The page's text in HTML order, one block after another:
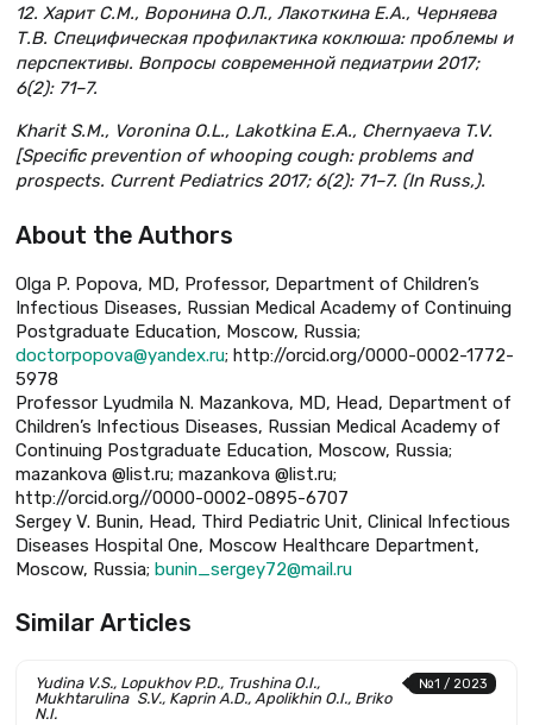
12. Харит С.М., Воронина О.Л., Лакоткина Е.А., Черняева
Т.В. Специфическая профилактика коклюша: проблемы и
перспективы. Вопросы современной педиатрии 2017;
6(2): 71–7.
Kharit S.M., Voronina O.L., Lakotkina E.A., Chernyaeva T.V.
[Specific prevention of whooping cough: problems and
prospects. Current Pediatrics 2017; 6(2): 71–7. (In Russ,).
About the Authors
Olga P. Popova, МD, Professor, Department of Children’s
Infectious Diseases, Russian Medical Academy of Continuing
Postgraduate Education, Moscow, Russia;
doctorpopova@yandex.ru; http://orcid.org/0000-0002-1772-
5978
Professor Lyudmila N. Mazankova, MD, Head, Department of
Children’s Infectious Diseases, Russian Medical Academy of
Continuing Postgraduate Education, Moscow, Russia;
mazankova @list.ru; mazankova @list.ru;
http://orcid.org//0000-0002-0895-6707
Sergey V. Bunin, Head, Third Pediatric Unit, Clinical Infectious
Diseases Hospital One, Moscow Healthcare Department,
Moscow, Russia; bunin_sergey72@mail.ru
Similar Articles
№1 / 2023
Yudina V.S., Lopukhov P.D., Trushina O.I.,
Mukhtarulina S.V., Kaprin A.D., Apolikhin O.I., Briko
N.I.